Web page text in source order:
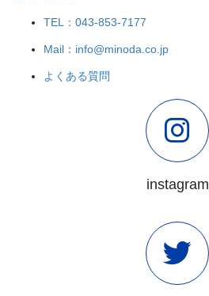
TEL：043-853-7177
Mail：info@minoda.co.jp
よくある質問
instagram